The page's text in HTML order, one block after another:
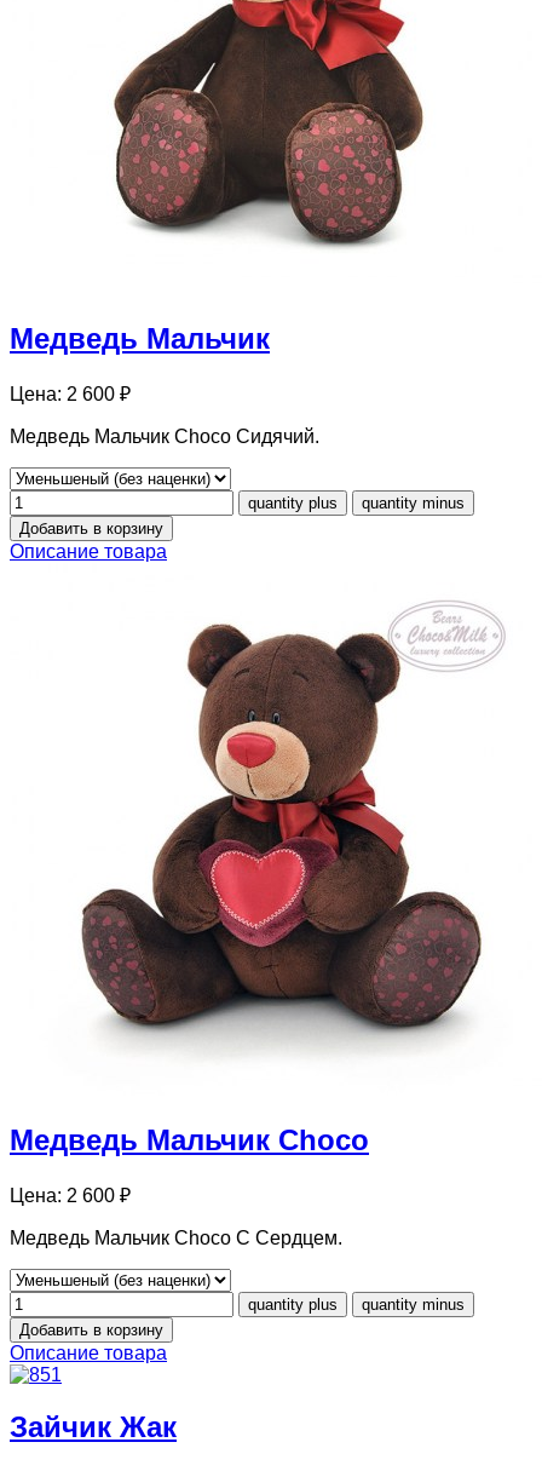
Медведь Мальчик
Цена: 2 600 ₽
Медведь Мальчик Choco Сидячий.
Описание товара
Медведь Мальчик Choco
Цена: 2 600 ₽
Медведь Мальчик Choco С Сердцем.
Описание товара
Зайчик Жак